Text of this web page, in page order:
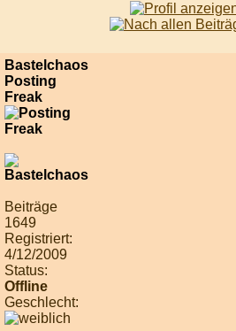
Bastelchaos
Posting
Freak
Beiträge
1649
Registriert:
4/12/2009
Status:
Offline
Geschlecht: